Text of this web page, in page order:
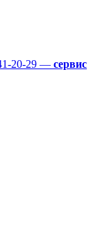
20-29 — сервис